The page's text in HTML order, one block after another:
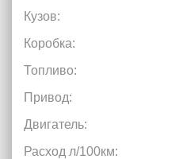
Кузов:
Коробка:
Топливо:
Привод:
Двигатель:
Расход л/100км: